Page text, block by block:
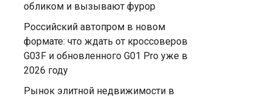
обликом и вызывают фурор
Российский автопром в новом
формате: что ждать от кроссоверов
G03F и обновленного G01 Pro уже в
2026 году
Рынок элитной недвижимости в